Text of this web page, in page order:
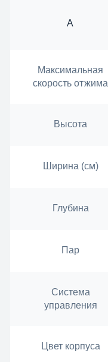
А
Максимальная
скорость отжима
Высота
Ширина (см)
Глубина
Пар
Система
управления
Цвет корпуса